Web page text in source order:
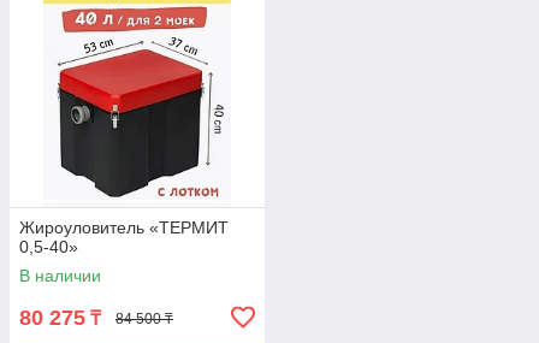
Жироуловитель «ТЕРМИТ
0,5-40»
В наличии
80 275 ₸ 84 500 ₸